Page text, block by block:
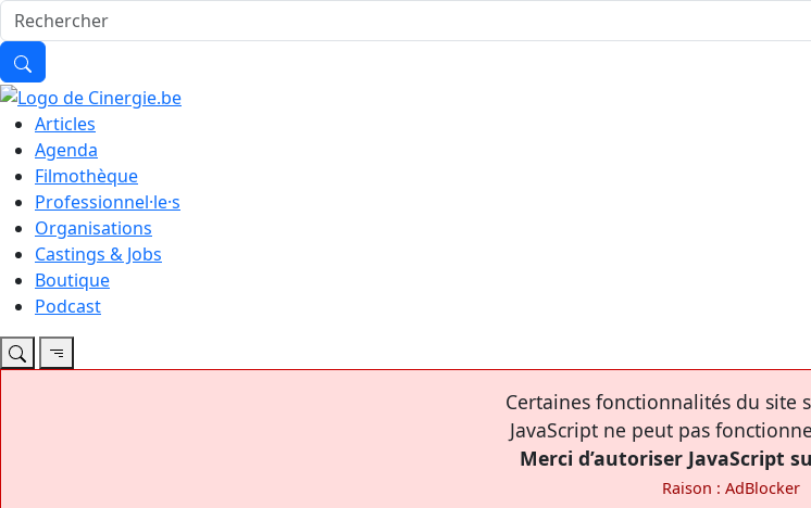
Articles
Agenda
Filmothèque
Professionnel·le·s
Organisations
Castings & Jobs
Boutique
Podcast
Certaines fonctionnalités du site
JavaScript ne peut pas
Merci d’autoriser JavaScript
Raison : AdBlocker